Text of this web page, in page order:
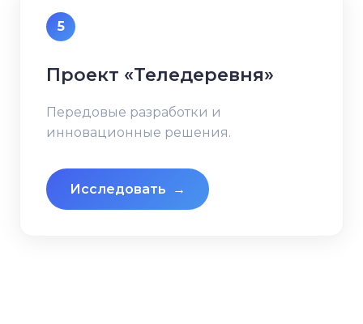
5
Проект «Теледеревня»
Передовые разработки и
инновационные решения.
Исследовать →